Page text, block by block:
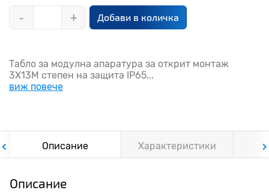
- + Добави в количка
Табло за модулна апаратура за открит монтаж
3X13M степен на защита IP65...
виж повече
Описание Характеристики
Описание